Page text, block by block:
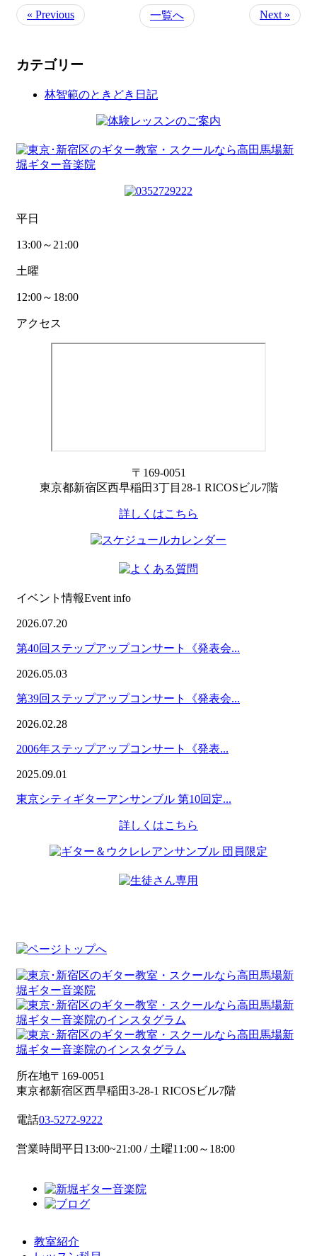
« Previous 一覧へ Next »
カテゴリー
林智範のときどき日記
平日
13:00～21:00
土曜
12:00～18:00
アクセス
〒169-0051
東京都新宿区西早稲田3丁目28-1 RICOSビル7階
詳しくはこちら
イベント情報Event info
2026.07.20
第40回ステップアップコンサート《発表会...
2026.05.03
第39回ステップアップコンサート《発表会...
2026.02.28
2006年ステップアップコンサート《発表...
2025.09.01
東京シティギターアンサンブル 第10回定...
詳しくはこちら
所在地〒169-0051
東京都新宿区西早稲田3-28-1 RICOSビル7階
電話03-5272-9222
営業時間平日13:00~21:00 / 土曜11:00～18:00
教室紹介